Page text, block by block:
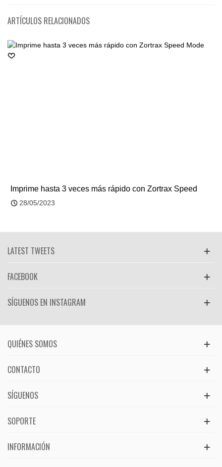
ARTÍCULOS RELACIONADOS
Imprime hasta 3 veces más rápido con Zortrax Speed
Mode
28/05/2023
LATEST TWEETS
FACEBOOK
SÍGUENOS EN INSTAGRAM
QUIÉNES SOMOS
CONTACTO
SÍGUENOS
SOPORTE
INFORMACIÓN